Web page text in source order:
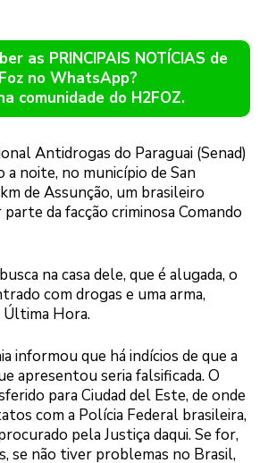
as PRINCIPAIS NOTÍCIAS de
Foz no WhatsApp?
comunidade do H2FOZ.
Antidrogas do Paraguai (Senad)
a noite, no município de San
de Assunção, um brasileiro
da facção criminosa Comando
na casa dele, que é alugada, o
com drogas e uma arma,
Hora.
informou que há indícios de que a
apresentou seria falsificada. O
para Ciudad del Este, de onde
com a Polícia Federal brasileira,
pela Justiça daqui. Se for,
se não tiver problemas no Brasil,